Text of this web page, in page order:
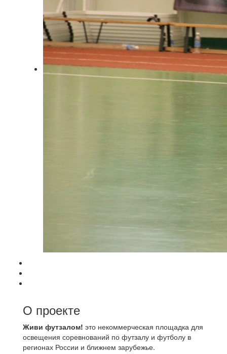
О проекте
Живи футзалом! это некоммерческая площадка для
освещения соревнований по футзалу и футболу в
регионах России и ближнем зарубежье.